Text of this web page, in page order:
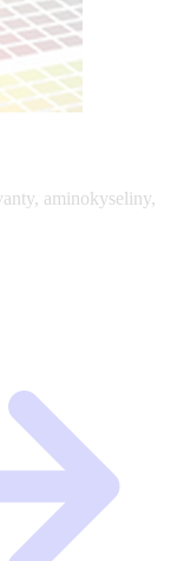
aminokyseliny,